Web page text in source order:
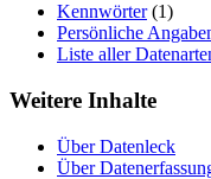
Kennwörter(1)
Persönliche
Liste aller
Weitere Inhalte
Über Datenleck
Über